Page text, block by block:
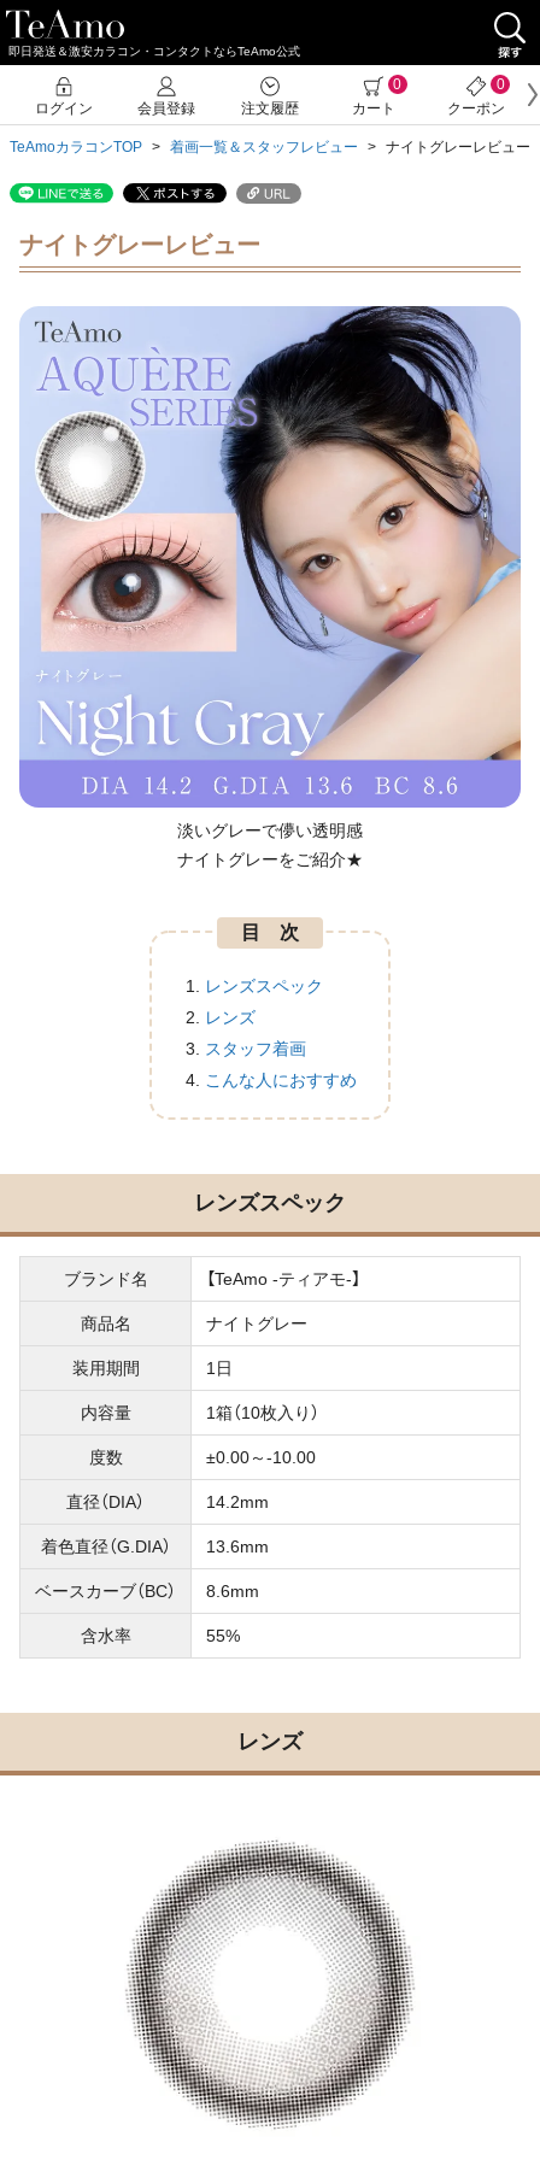
即日発送＆激安カラコン・コンタクトならTeAmo公式
TeAmoカラコンTOP 着画一覧＆スタッフレビュー ナイトグレーレビュー
ナイトグレーレビュー
淡いグレーで儚い透明感
ナイトグレーをご紹介★
目 次
レンズスペック
レンズ
スタッフ着画
こんな人におすすめ
レンズスペック
ブランド名 【TeAmo -ティアモ-】
商品名 ナイトグレー
装用期間 1日
内容量 1箱（10枚入り）
度数 ±0.00～-10.00
直径（DIA） 14.2mm
着色直径（G.DIA） 13.6mm
ベースカーブ（BC） 8.6mm
含水率 55%
レンズ
ログイン 会員登録 注文履歴
0
カート
0
クーポン